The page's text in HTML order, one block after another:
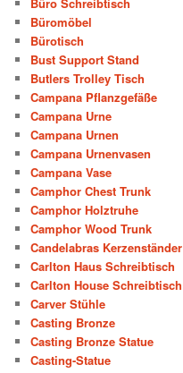
Büromöbel
Bürotisch
Bust Support Stand
Butlers Trolley Tisch
Campana Pflanzgefäße
Campana Urne
Campana Urnen
Campana Urnenvasen
Campana Vase
Camphor Chest Trunk
Camphor Holztruhe
Camphor Wood Trunk
Candelabras Kerzenständer
Carlton Haus Schreibtisch
Carlton House Schreibtisch
Carver Stühle
Casting Bronze
Casting Bronze Statue
Casting-Statue